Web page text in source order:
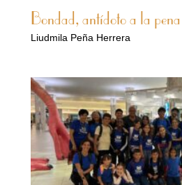
Bondad, antídoto a la pena
Liudmila Peña Herrera